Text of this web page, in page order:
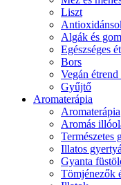
Liszt
Algák és
Egészséges
Bors
Vegán
Gyűjtő
Aromaterápia
Aromaterápia
Aromás
Természetes
Illatos
Gyanta
Tömjénezők